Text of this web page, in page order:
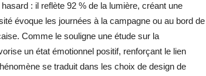
: il reflète 92 % de la lumière, créant une
évoque les journées à la campagne ou au bord de
Comme le souligne une étude sur la
un état émotionnel positif, renforçant le lien
se traduit dans les choix de design de